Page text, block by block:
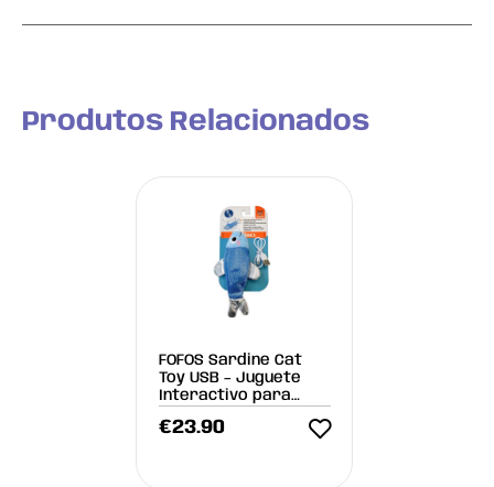
Produtos Relacionados
FOFOS Sardine Cat
Toy USB – Juguete
Interactivo para
Movimiento
€23.90